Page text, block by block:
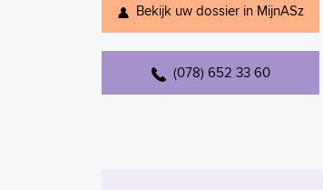
Bekijk uw dossier in MijnASz
(078) 652 33 60